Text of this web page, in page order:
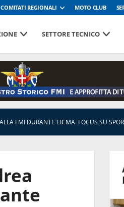
COMITATI REGIONALI MOTO CLUB
SETTORE TECNICO
FMI DURANTE EICMA. FOCUS SU